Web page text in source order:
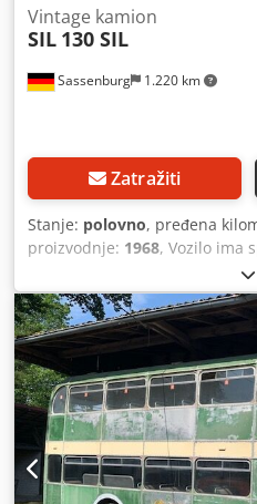
Sassenburg 1.220 km
Vintage kamion
SIL 130 SIL
Zatražiti
Stanje: polovno, pređena
proizvodnje: 1968, Vozilo ima
nadgradnju. Unutrašnja
kupola za šefa letenja može
može da se izvuče. Signalno
itd. Poznata su samo 2
Crodpfx Amsy Ufa So Hjf